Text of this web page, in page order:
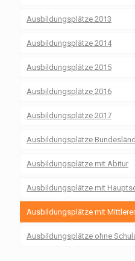
Ausbildungsplätze 2013
Ausbildungsplätze 2014
Ausbildungsplätze 2015
Ausbildungsplätze 2016
Ausbildungsplätze 2017
Ausbildungsplätze
Ausbildungsplätze mit Abitur
Ausbildungsplätze mit
Ausbildungsplätze mit
Ausbildungsplätze ohne